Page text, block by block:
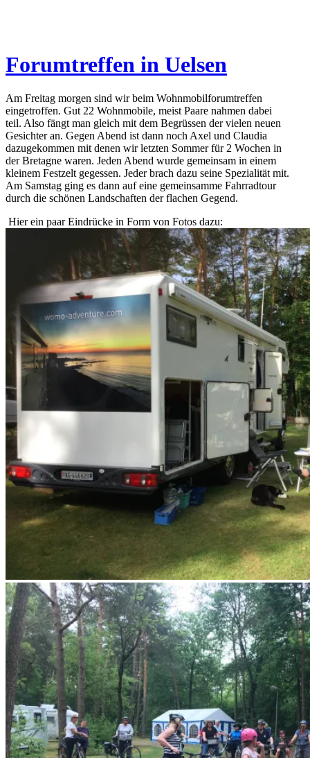
Forumtreffen in Uelsen
Am Freitag morgen sind wir beim Wohnmobilforumtreffen
eingetroffen. Gut 22 Wohnmobile, meist Paare nahmen dabei
teil. Also fängt man gleich mit dem Begrüssen der vielen neuen
Gesichter an. Gegen Abend ist dann noch Axel und Claudia
dazugekommen mit denen wir letzten Sommer für 2 Wochen in
der Bretagne waren. Jeden Abend wurde gemeinsam in einem
kleinem Festzelt gegessen. Jeder brach dazu seine Spezialität mit.
Am Samstag ging es dann auf eine gemeinsamme Fahrradtour
durch die schönen Landschaften der flachen Gegend.
Hier ein paar Eindrücke in Form von Fotos dazu: